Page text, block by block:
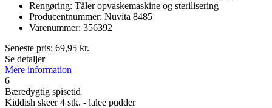
Rengøring: Tåler opvaskemaskine og sterilisering
Producentnummer: Nuvita 8485
Varenummer: 356392
Seneste pris: 69,95 kr.
Se detaljer
Mere information
6
Bæredygtig spisetid
Kiddish skeer 4 stk. - lalee pudder